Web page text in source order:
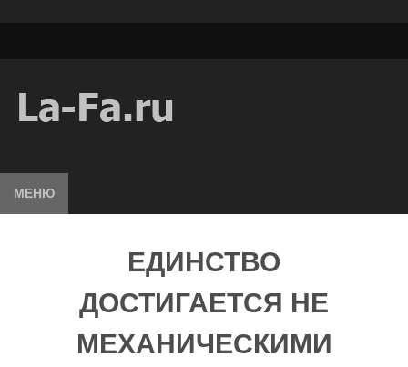
МЕНЮ
ЕДИНСТВО
ДОСТИГАЕТСЯ НЕ
МЕХАНИЧЕСКИМИ